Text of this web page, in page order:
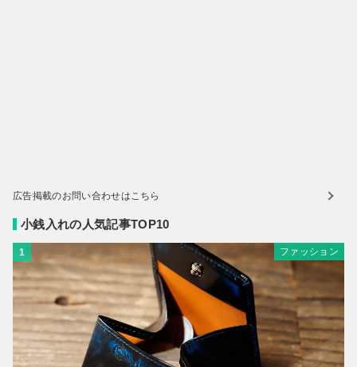
広告掲載のお問い合わせはこちら
小銭入れの人気記事TOP10
1 ファッション